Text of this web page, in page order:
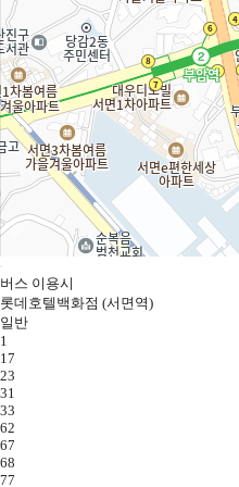
버스 이용시
롯데호텔백화점 (서면역)
일반
1
17
23
31
33
62
67
68
77